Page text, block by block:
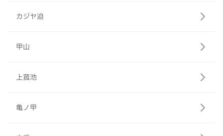
カジヤ迫
甲山
上菰池
亀ノ甲